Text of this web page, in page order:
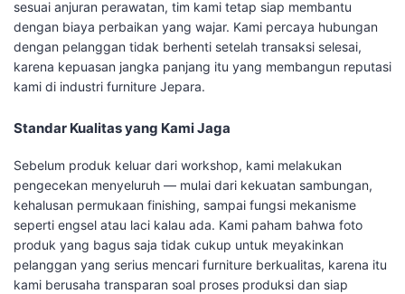
sesuai anjuran perawatan, tim kami tetap siap membantu
dengan biaya perbaikan yang wajar. Kami percaya hubungan
dengan pelanggan tidak berhenti setelah transaksi selesai,
karena kepuasan jangka panjang itu yang membangun reputasi
kami di industri furniture Jepara.
Standar Kualitas yang Kami Jaga
Sebelum produk keluar dari workshop, kami melakukan
pengecekan menyeluruh — mulai dari kekuatan sambungan,
kehalusan permukaan finishing, sampai fungsi mekanisme
seperti engsel atau laci kalau ada. Kami paham bahwa foto
produk yang bagus saja tidak cukup untuk meyakinkan
pelanggan yang serius mencari furniture berkualitas, karena itu
kami berusaha transparan soal proses produksi dan siap